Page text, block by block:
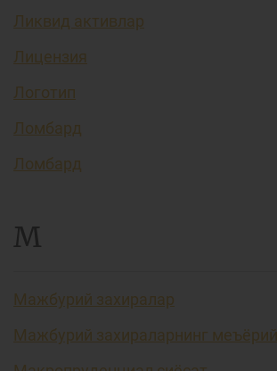
Ликвид активлар
Лицензия
Логотип
Ломбард
Ломбард
М
Мажбурий захиралар
Мажбурий захираларнинг